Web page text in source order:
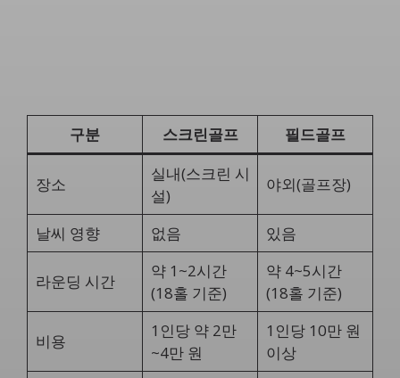
구분 스크린골프 필드골프
장소
실내(스크린 시
설)
야외(골프장)
날씨 영향 없음 있음
라운딩 시간
약 1~2시간
(18홀 기준)
약 4~5시간
(18홀 기준)
비용
1인당 약 2만
~4만 원
1인당 10만 원
이상